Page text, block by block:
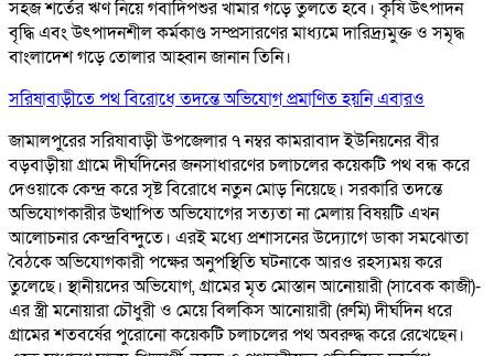
সহজ শর্তের ঋণ নিয়ে গবাদিপশুর খামার গড়ে তুলতে হবে। কৃষি উৎপাদন
বৃদ্ধি এবং উৎপাদনশীল কর্মকাণ্ড সম্প্রসারণের মাধ্যমে দারিদ্র্যমুক্ত ও সমৃদ্ধ
বাংলাদেশ গড়ে তোলার আহ্বান জানান তিনি।
সরিষাবাড়ীতে পথ বিরোধে তদন্তে অভিযোগ প্রমাণিত হয়নি এবারও
জামালপুরের সরিষাবাড়ী উপজেলার ৭ নম্বর কামরাবাদ ইউনিয়নের বীর
বড়বাড়ীয়া গ্রামে দীর্ঘদিনের জনসাধারণের চলাচলের কয়েকটি পথ বন্ধ করে
দেওয়াকে কেন্দ্র করে সৃষ্ট বিরোধে নতুন মোড় নিয়েছে। সরকারি তদন্তে
অভিযোগকারীর উত্থাপিত অভিযোগের সত্যতা না মেলায় বিষয়টি এখন
আলোচনার কেন্দ্রবিন্দুতে। এরই মধ্যে প্রশাসনের উদ্যোগে ডাকা সমঝোতা
বৈঠকে অভিযোগকারী পক্ষের অনুপস্থিতি ঘটনাকে আরও রহস্যময় করে
তুলেছে। স্থানীয়দের অভিযোগ, গ্রামের মৃত মোস্তান আনোয়ারী (সাবেক কাজী)-
এর স্ত্রী মনোয়ারা চৌধুরী ও মেয়ে বিলকিস আনোয়ারী (রুমি) দীর্ঘদিন ধরে
গ্রামের শতবর্ষের পুরোনো কয়েকটি চলাচলের পথ অবরুদ্ধ করে রেখেছেন।